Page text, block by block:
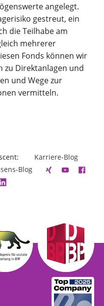
angelegt.
gestreut, ein
die Teilhabe am
mehrerer
Fonds können wir
zu Direktanlagen und
und Wege zur
vermitteln.
Karriere-Blog
Blog